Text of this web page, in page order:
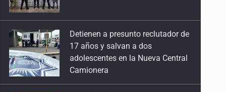
Estados Unidos eleva
recompensas contra líderes del
CJNG